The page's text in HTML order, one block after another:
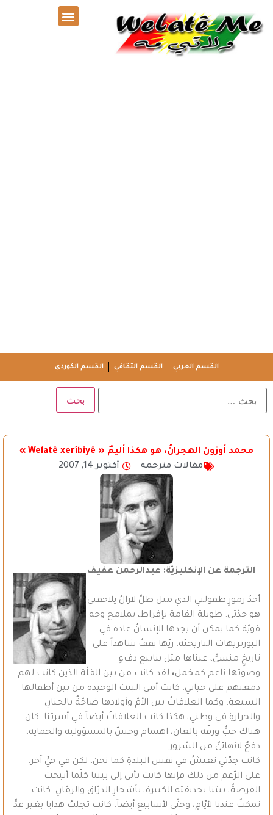
القسم العربي القسم الثقافي القسم الكوردي
محمد أوزون الهجرانُ، هو هكذا أليمٌ « Welatê xerîbiyê »
مقالات مترجمة
أكتوبر 14, 2007
الترجمة عن الإنكليزيّة: عبدالرحمن عفيف
أحدُ رموزِ طفولتي الذي مثل ظلِّ لازالُ يلاحقني
هو جدّتي. طويلة القامة بإفراط، بملامح وجه
قويّة كما يمكن أن يجدها الإنسانُ عادة في
البورتريهات التاريخيّة. زيّها يقفُ شاهداً على
تاريخٍ منسيٍّ، عيناها مثل ينابيع دفءٍ
وصوتها ناعم كمخمل، لقد كانت من بين القلّة الذين كانت لهم
دمغتهم على حياتي. كانت أمي البنت الوحيدة من بين أطفالها
السبعةِ. وكما العلاقاتُ بين الأمّ وأولادها ضاجّةٌ بالحنانِ
والحرارةِ في وطني، هكذا كانت العلاقاتُ أيضاً في أسرتنا. كان
هناك حبٌّ ورقّة بالغان، اهتمام وحسّ بالمسؤولية والحماية،
دفعٌ لانهائيٌّ من السّرور…
كانت جدّتي تعيشُ في نفس البلدةِ كما نحن، لكن في حيٍّ آخر.
على الرّغم من ذلك فإنها كانت تأتي إلى بيتنا كلّما أتيحت
الفرصةُ، بيتنا بحديقته الكبيرة، بأشجارِ الدرّاق والرمّانِ. كانت
تمكثُ عندنا لأيّامٍ، وحتّى لأسابيع أيضاً. كانت تجلبُ هدايا بغير عدٍّ